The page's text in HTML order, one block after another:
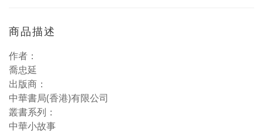
商品描述
作者：
喬忠延
出版商：
中華書局(香港)有限公司
叢書系列：
中華小故事